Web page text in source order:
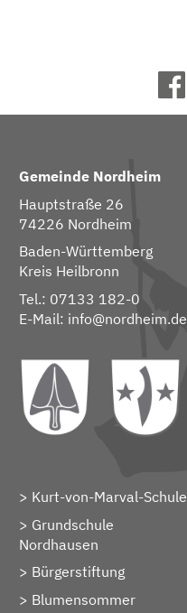
Gemeinde Nordheim
Hauptstraße 26
74226 Nordheim
Baden-Württemberg
Kreis Heilbronn
Tel.: 07133 182-0
E-Mail: info@nordheim.de
Kurt-von-Marval-Schule
Grundschule
Nordhausen
Bürgerstiftung
Blumensommer